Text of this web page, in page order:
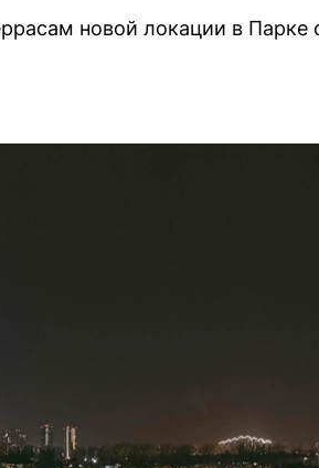
новой локации в Парке